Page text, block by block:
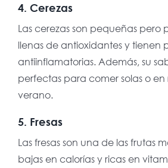
4. Cerezas
Las cerezas son pequeñas pero
llenas de antioxidantes y tienen
antiinflamatorias. Además, su
perfectas para comer solas o
verano.
5. Fresas
Las fresas son una de las frutas
bajas en calorías y ricas en